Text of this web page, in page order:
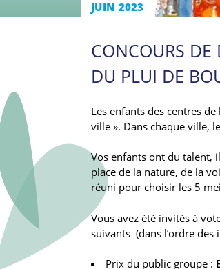
JUIN 2023
CONCOURS DE
DU PLUI DE
Les enfants des centres
ville ». Dans chaque ville,
Vos enfants ont du talent,
place de la nature, de la
réuni pour choisir les 5
Vous avez été invités à
suivants (dans l’ordre des
Prix du public groupe :